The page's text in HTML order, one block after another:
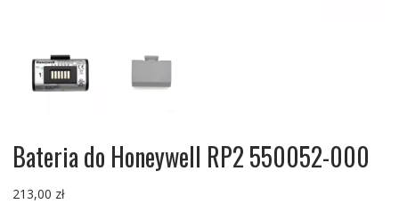
Bateria do Honeywell RP2 550052-000
213,00 zł